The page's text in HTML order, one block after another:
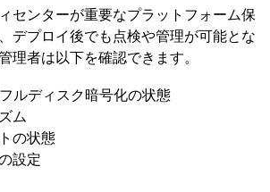
センターが重要なプラットフォーム保
デプロイ後でも点検や管理が可能とな
理者は以下を確認できます。
ルディスク暗号化の状態
ム
の状態
設定